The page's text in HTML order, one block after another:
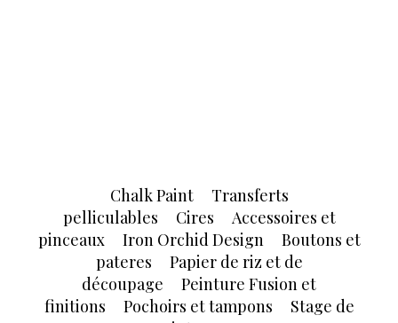
Chalk Paint
Transferts
pelliculables
Cires
Accessoires et
pinceaux
Iron Orchid Design
Boutons et
pateres
Papier de riz et de
découpage
Peinture Fusion et
finitions
Pochoirs et tampons
Stage de